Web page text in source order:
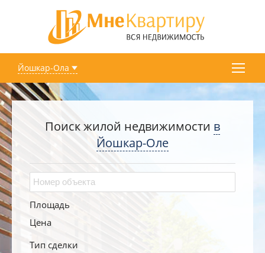
Йошкар-Ола
Поиск жилой недвижимости в
Йошкар-Оле
Площадь
Цена
Тип сделки